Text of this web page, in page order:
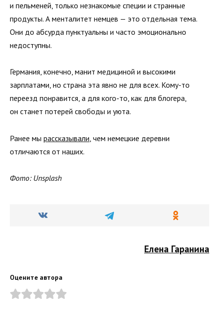
и пельменей, только незнакомые специи и странные
продукты. А менталитет немцев — это отдельная тема.
Они до абсурда пунктуальны и часто эмоционально
недоступны.
Германия, конечно, манит медициной и высокими
зарплатами, но страна эта явно не для всех. Кому-то
переезд понравится, а для кого-то, как для блогера,
он станет потерей свободы и уюта.
Ранее мы рассказывали , чем немецкие деревни
отличаются от наших.
Фото: Unsplash
Елена Гаранина
Оцените автора